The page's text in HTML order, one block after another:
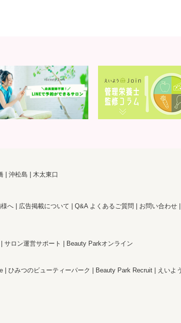
沖松島 木太東口
へ 広告掲載について Q&A よくあるご質問 お問い合わせ
サロン運営サポート Beauty Parkオンライン
ひみつのビューティーパーク Beauty Park Recruit えいよ